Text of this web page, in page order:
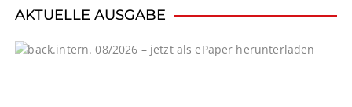
i
g
AKTUELLE AUSGABE